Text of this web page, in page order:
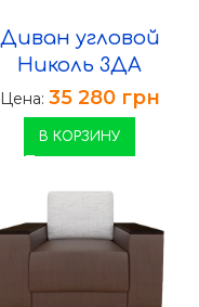
Диван угловой
Николь 3ДА
Цена: 35 280 грн
В КОРЗИНУ